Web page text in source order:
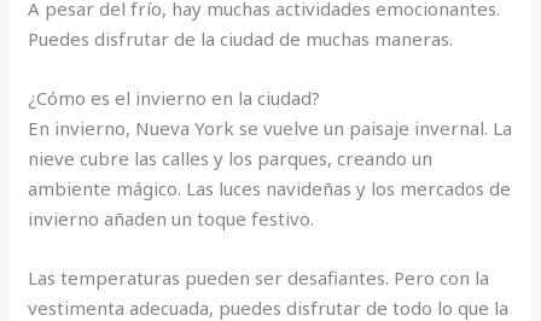
A pesar del frío, hay muchas actividades emocionantes.
Puedes disfrutar de la ciudad de muchas maneras.
¿Cómo es el invierno en la ciudad?
En invierno, Nueva York se vuelve un paisaje invernal. La
nieve cubre las calles y los parques, creando un
ambiente mágico. Las luces navideñas y los mercados de
invierno añaden un toque festivo.
Las temperaturas pueden ser desafiantes. Pero con la
vestimenta adecuada, puedes disfrutar de todo lo que la